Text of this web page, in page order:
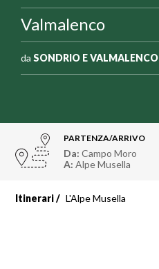
Valmalenco
da SONDRIO E VALMALENCO
PARTENZA/ARRIVO
Da: Campo Moro
A: Alpe Musella
Itinerari L'Alpe Musella